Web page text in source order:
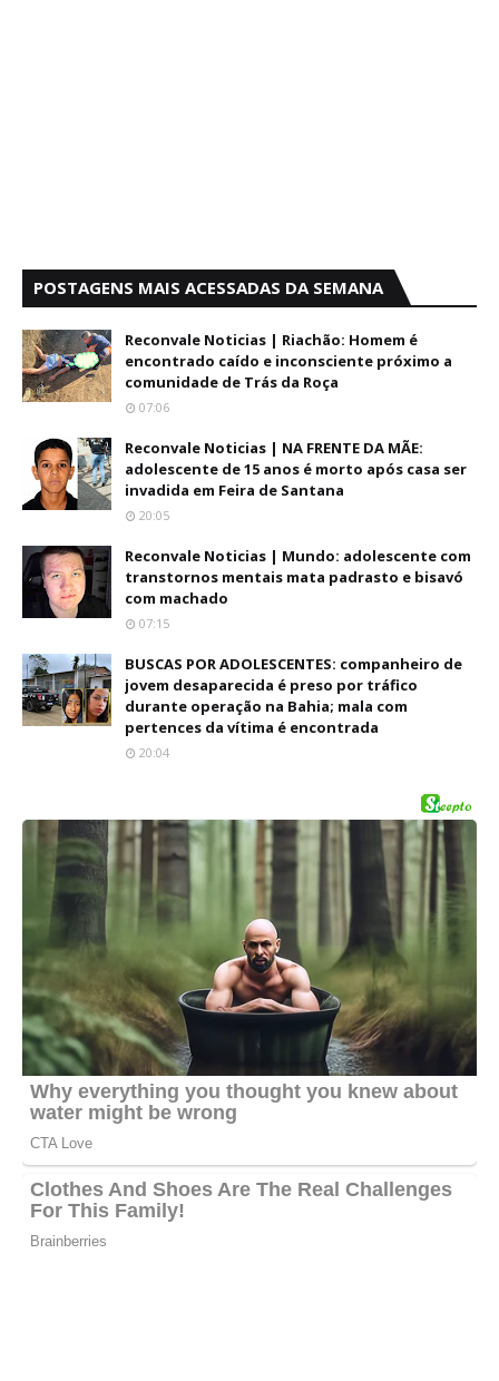
POSTAGENS MAIS ACESSADAS DA SEMANA
Reconvale Noticias | Riachão: Homem é
encontrado caído e inconsciente próximo a
comunidade de Trás da Roça
07:06
Reconvale Noticias | NA FRENTE DA MÃE:
adolescente de 15 anos é morto após casa ser
invadida em Feira de Santana
20:05
Reconvale Noticias | Mundo: adolescente com
transtornos mentais mata padrasto e bisavó
com machado
07:15
BUSCAS POR ADOLESCENTES: companheiro de
jovem desaparecida é preso por tráfico
durante operação na Bahia; mala com
pertences da vítima é encontrada
20:04